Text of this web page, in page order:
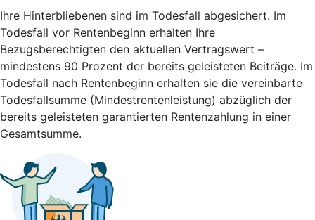
Ihre Hinterbliebenen sind im Todesfall abgesichert. Im
Todesfall vor Rentenbeginn erhalten Ihre
Bezugsberechtigten den aktuellen Vertragswert –
mindestens 90 Prozent der bereits geleisteten Beiträge. Im
Todesfall nach Rentenbeginn erhalten sie die vereinbarte
Todesfallsumme (Mindestrentenleistung) abzüglich der
bereits geleisteten garantierten Rentenzahlung in einer
Gesamtsumme.